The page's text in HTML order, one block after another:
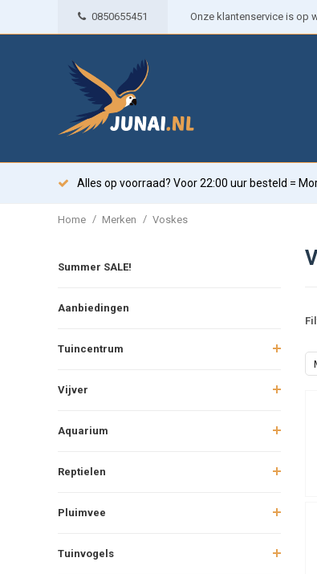
0850655451 Onze klantenservice is op
Alles op voorraad? Voor 22:00 uur besteld =
Home / Merken / Voskes
Summer SALE!
Aanbiedingen
Tuincentrum
Vijver
Aquarium
Reptielen
Pluimvee
Tuinvogels